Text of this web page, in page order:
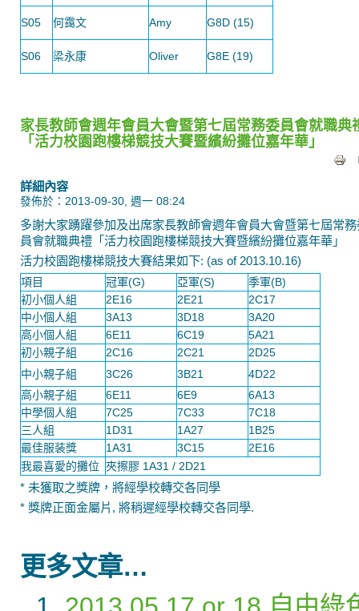
S05 何靄文 Amy G8D (15)
S06 梁永康 Oliver G8E (19)
家長教師會週年會員大會暨第七屆常務委員會就職典
「活力校園跑樓梯競技大賽暨繽紛攤位嘉年華」
詳細內容
發佈於：2013-09-30, 週一 08:24
多謝大家踴躍參加及出席家長教師會週年會員大會暨第七屆常務
員會就職典禮「活力校園跑樓梯競技大賽暨繽紛攤位嘉年華」
活力校園跑樓梯競技大賽結果如下: (as of 2013.10.16)
項目 冠軍(G) 亞軍(S)
季軍(B)
初小個人組
2E16 2E21
2C17
中小個人組
3A13 3D18
3A20
高小個人組
6E11 6C19
5A21
初小親子組
2C16 2C21
2D25
中小親子組
3C26 3B21
4D22
高小親子組
6E11 6E9
6A13
中學個人組
7C25 7C33
7C18
三人組
1D31 1A27
1B25
最佳服装獎
1A31 3C15
2E16
我最喜愛的攤位 夾擦膠 1A31 / 2D21
* 未獲取之獎牌，將經學校轉交各同學
* 獎牌正面金屬片, 將稍遲經學校轉交各同學.
更多文章…